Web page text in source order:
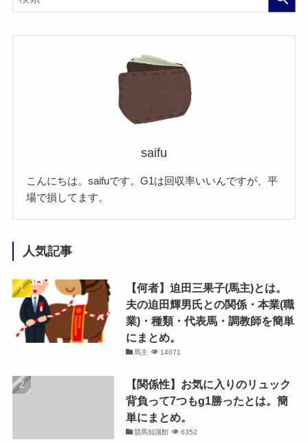
saifu
こんにちは。saifuです。G1は回収率いいんですが、平
場で損してます。
人気記事
【何者】迫田三果子(馬主)とは。
夫の迫田輝男氏との関係・本業(職
業)・種類・代表馬・調教師を簡単
にまとめ。
馬主 14071
【関係性】お気に入りのリュック
背負って7つもg1勝ったとは。簡
単にまとめ。
競馬知識館 6352